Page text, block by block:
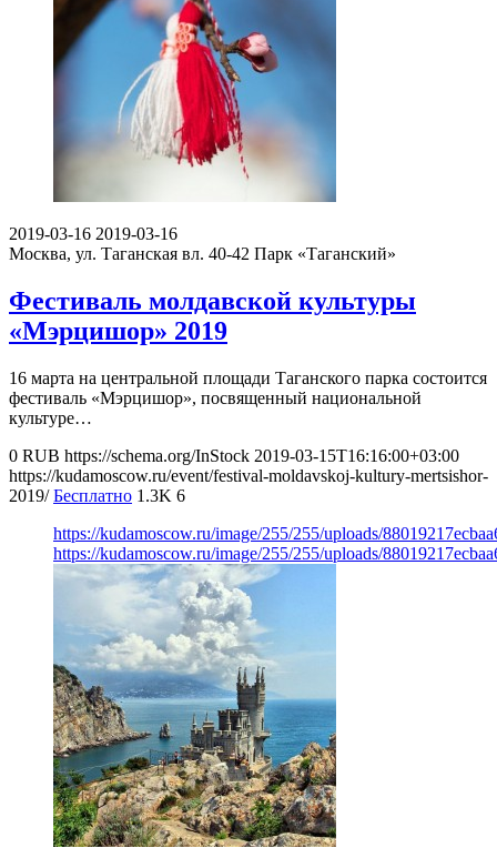
2019-03-16 2019-03-16
Москва, ул. Таганская вл. 40-42 Парк «Таганский»
Фестиваль молдавской культуры
«Мэрцишор» 2019
16 марта на центральной площади Таганского парка состоится
фестиваль «Мэрцишор», посвященный национальной
культуре…
0 RUB https://schema.org/InStock 2019-03-15T16:16:00+03:00
https://kudamoscow.ru/event/festival-moldavskoj-kultury-mertsishor-
2019/ Бесплатно 1.3K 6
https://kudamoscow.ru/image/255/255/uploads/
https://kudamoscow.ru/image/255/255/uploads/